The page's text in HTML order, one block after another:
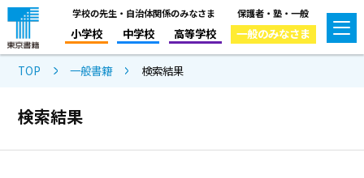
学校の先生・自治体関係のみなさま
小学校 中学校 高等学校
保護者・塾・一般
一般のみなさま
TOP 一般書籍 検索結果
検索結果